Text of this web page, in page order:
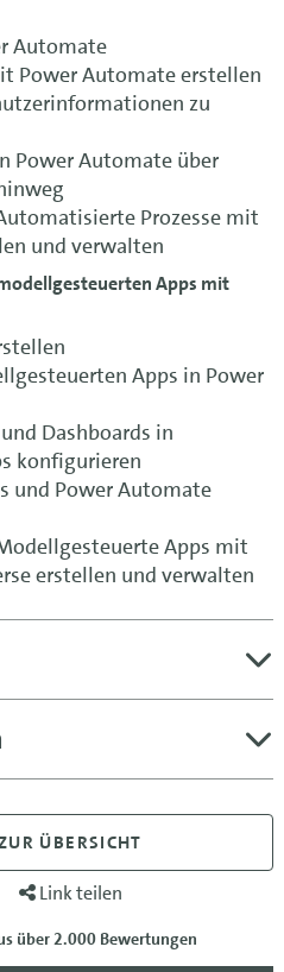
Automate
Power Automate erstellen
zu
Power Automate über
Prozesse mit
und verwalten
Apps mit
Apps in Power
Dashboards in
konfigurieren
und Power Automate
Apps mit
erstellen und verwalten
ÜBERSICHT
Link teilen
über 2.000 Bewertungen